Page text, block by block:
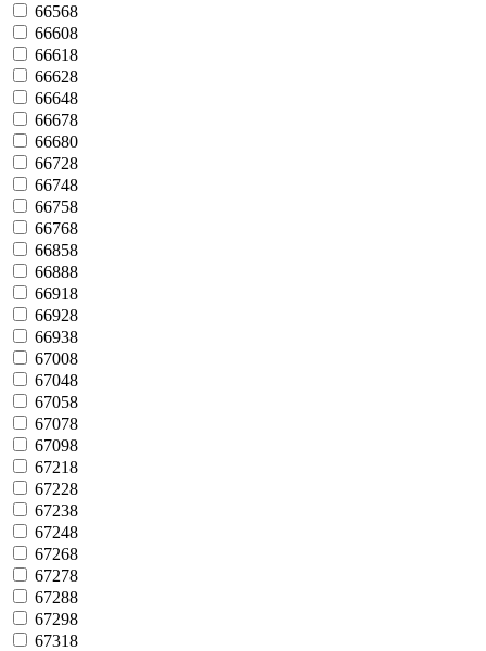
66568
66608
66618
66628
66648
66678
66680
66728
66748
66758
66768
66858
66888
66918
66928
66938
67008
67048
67058
67078
67098
67218
67228
67238
67248
67268
67278
67288
67298
67318